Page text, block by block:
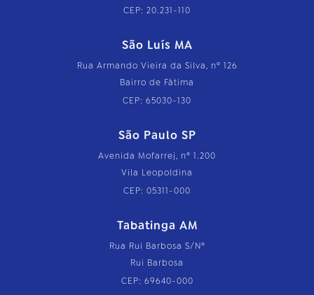
CEP: 20.231-110
São Luís MA
Rua Armando Vieira da Silva, nº 126
Bairro de Fátima
CEP: 65030-130
São Paulo SP
Avenida Mofarrej, nº 1.200
Vila Leopoldina
CEP: 05311-000
Tabatinga AM
Rua Rui Barbosa S/Nº
Rui Barbosa
CEP: 69640-000